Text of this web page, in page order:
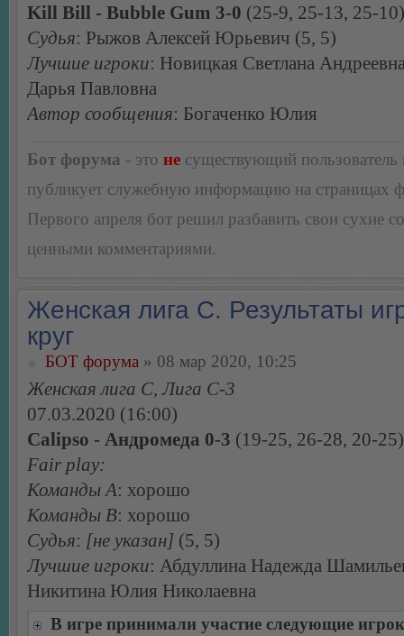
Kill Bill - Bubble Gum 3-0 (25-9, 25-13, 25-10)
Судья: Рыжов Алексей Юрьевич (5, 5)
Лучшие игроки: Новицкая Светлана
Дарья Павловна
Автор сообщения: Богаченко Юлия
Бот форума - это не существующий пользователь
публикует служебную информацию на страницах
Первого апреля бот решил разбавить свои сухие
ценными комментариями.
Женская лига С. Результаты
круг
БОТ форума » 08 мар 2020, 10:25
Женская лига С, Лига С-3
07.03.2020 (16:00)
Calipso - Андромеда 0-3 (19-25, 26-28, 20-25)
Fair play:
Команды А: хорошо
Команды В: хорошо
Судья: [не указан] (5, 5)
Лучшие игроки: Абдуллина Надежда
Никитина Юлия Николаевна
В игре принимали участие следующие